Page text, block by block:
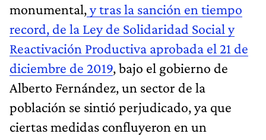
monumental,y tras la sanción en tiempo
record, de la Ley de Solidaridad Social y
Reactivación Productiva aprobada el 21 de
diciembre de 2019, bajo el gobierno de
Alberto Fernández, un sector de la
población se sintió perjudicado, ya que
ciertas medidas confluyeron en un